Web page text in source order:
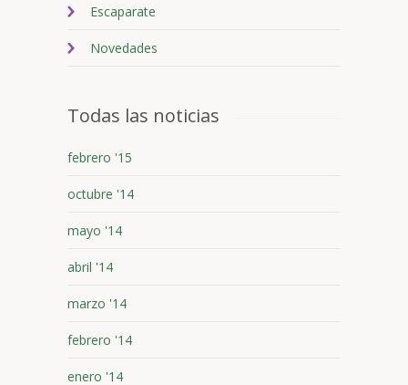
Escaparate
Novedades
Todas las noticias
febrero '15
octubre '14
mayo '14
abril '14
marzo '14
febrero '14
enero '14